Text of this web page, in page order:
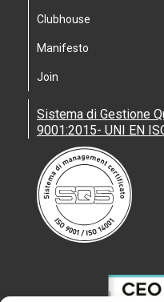
Clubhouse
Manifesto
Join
Sistema di Gestione
9001:2015- UNI EN